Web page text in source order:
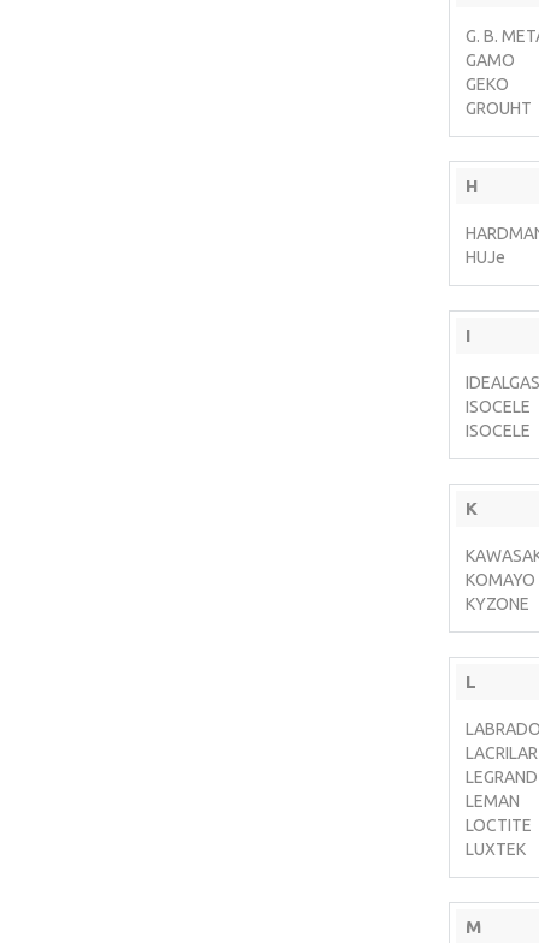
G. B.
GAMO
GEKO
GROUHT
H
HUJe
I
IDEALGAS
ISOCELE
ISOCELE
K
KOMAYO
KYZONE
L
LACRILAR
LEGRAND
LEMAN
LOCTITE
LUXTEK
M